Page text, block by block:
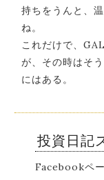
持ちをうんと、
ね。
これだけで、
が、その時はそ
にはある。
投資日記
Facebookペ